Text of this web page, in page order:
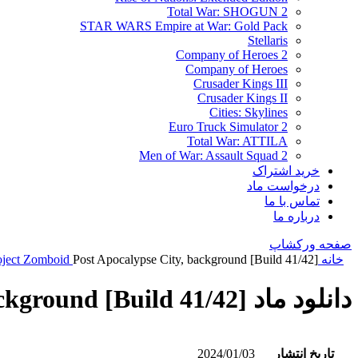
Total War: SHOGUN 2
STAR WARS Empire at War: Gold Pack
Stellaris
Company of Heroes 2
Company of Heroes
Crusader Kings III
Crusader Kings II
Cities: Skylines
Euro Truck Simulator 2
Total War: ATTILA
Men of War: Assault Squad 2
خرید اشتراک
درخواست ماد
تماس با ما
درباره ما
صفحه ورکشاپ
خانه
Zomboid Post Apocalypse City, background [Build 41/42]
دانلود ماد Post Apocalypse City, background [Build 41/42]
تاریخ انتشار 2024/01/03